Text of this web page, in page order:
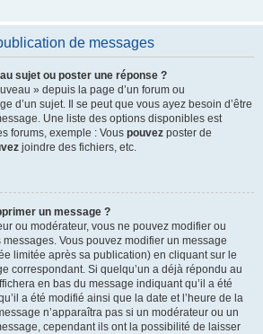
de messages
sujet ou poster une réponse ?
» depuis la page d’un forum ou
d’un sujet. Il se peut que vous ayez besoin d’être
Une liste des options disponibles est
forums, exemple : Vous pouvez poster de
joindre des fichiers, etc.
un message ?
ou modérateur, vous ne pouvez modifier ou
Vous pouvez modifier un message
limitée après sa publication) en cliquant sur le
correspondant. Si quelqu’un a déjà répondu au
en bas du message indiquant qu’il a été
a été modifié ainsi que la date et l’heure de la
n’apparaîtra pas si un modérateur ou un
cependant ils ont la possibilité de laisser